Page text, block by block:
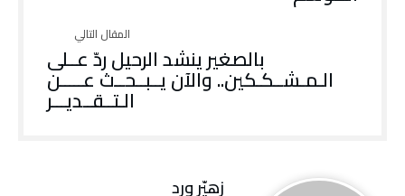
بالصغير ينشد الرحيل ردّ عــلى
الـمـشــكـكين.. والآن يــبــحــث عـــــن
الـتــقــديـــر
زهيّر‭ ‬ورد